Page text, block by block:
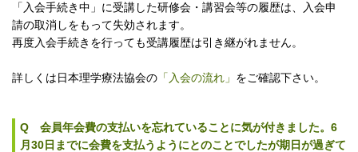
「入会手続き中」に受講した研修会・講習会等の履歴は、入会申
請の取消しをもって失効されます。
再度入会手続きを行っても受講履歴は引き継がれません。
詳しくは日本理学療法協会の 「入会の流れ」 をご確認下さい。
Q 会員年会費の支払いを忘れていることに気が付きました。6
月30日までに会費を支払うようにとのことでしたが期日が過ぎて